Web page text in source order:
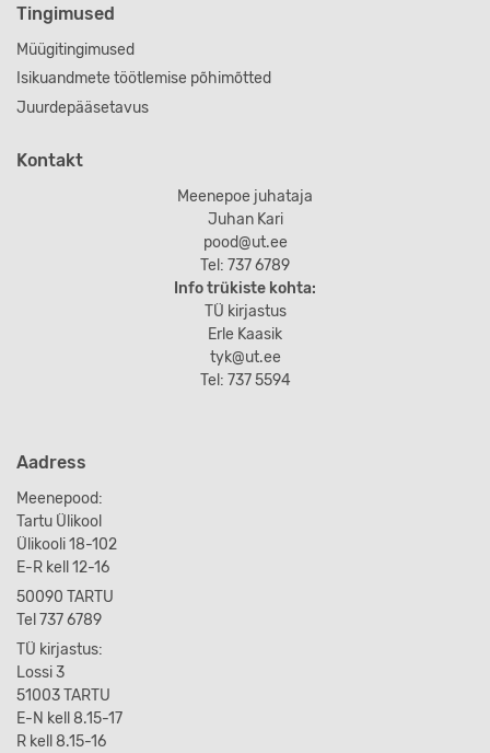
Tingimused
Müügitingimused
Isikuandmete töötlemise põhimõtted
Juurdepääsetavus
Kontakt
Meenepoe juhataja
Juhan Kari
pood@ut.ee
Tel: 737 6789
Info trükiste kohta:
TÜ kirjastus
Erle Kaasik
tyk@ut.ee
Tel: 737 5594
Aadress
Meenepood:
Tartu Ülikool
Ülikooli 18-102
E-R kell 12-16
50090 TARTU
Tel 737 6789
TÜ kirjastus:
Lossi 3
51003 TARTU
E-N kell 8.15-17
R kell 8.15-16